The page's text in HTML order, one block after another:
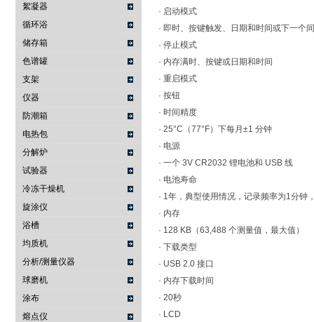
絮凝器
循环浴
储存箱
色谱罐
支架
仪器
防潮箱
电热包
分解炉
试验器
冷冻干燥机
旋涂仪
浴槽
均质机
分析/测量仪器
球磨机
涂布
熔点仪
· 启动模式
· 即时、按键触发、日期和时间或下一个
· 停止模式
· 内存满时、按键或日期和时间
· 重启模式
· 按钮
· 时间精度
· 25°C（77°F）下每月±1 分钟
· 电源
· 一个 3V CR2032 锂电池和 USB 线
· 电池寿命
· 1年，典型使用情况，记录频率为1分钟
· 内存
· 128 KB（63,488 个测量值，最大值）
· 下载类型
· USB 2.0 接口
· 内存下载时间
· 20秒
· LCD